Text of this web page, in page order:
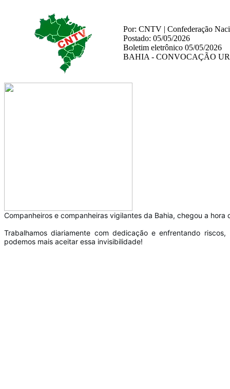
Por: CNTV | Confederação
Postado: 05/05/2026
Boletim eletrônico 05/05/2026
BAHIA - CONVOCAÇÃO
Companheiros e companheiras vigilantes da Bahia, chegou a hora
Trabalhamos diariamente com dedicação e enfrentando
podemos mais aceitar essa invisibilidade!